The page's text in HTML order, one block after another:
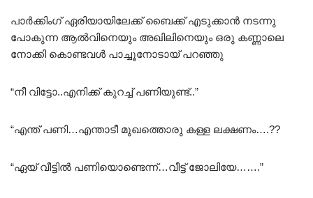
പാർക്കിംഗ് ഏരിയായിലേക്ക് ബൈക്ക് എടുക്കാൻ നടന്നു
പോകുന്ന ആൽവിനെയും അഖിലിനെയും ഒരു കണ്ണാലെ
നോക്കി കൊണ്ടവൾ പാച്ചൂനോടായ് പറഞ്ഞു
“നീ വിട്ടോ..എനിക്ക് കുറച്ച് പണിയുണ്ട്..”
“എന്ത് പണി…എന്താടീ മുഖത്തൊരു കള്ള ലക്ഷണം….??
“ഏയ് വീട്ടിൽ പണിയൊണ്ടെന്ന്…വീട്ട് ജോലിയേ…….”